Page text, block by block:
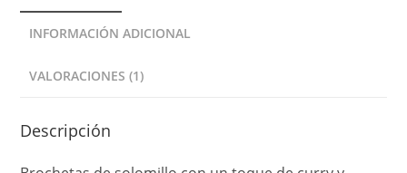
e
:
INFORMACIÓN ADICIONAL
VALORACIONES (1)
Descripción